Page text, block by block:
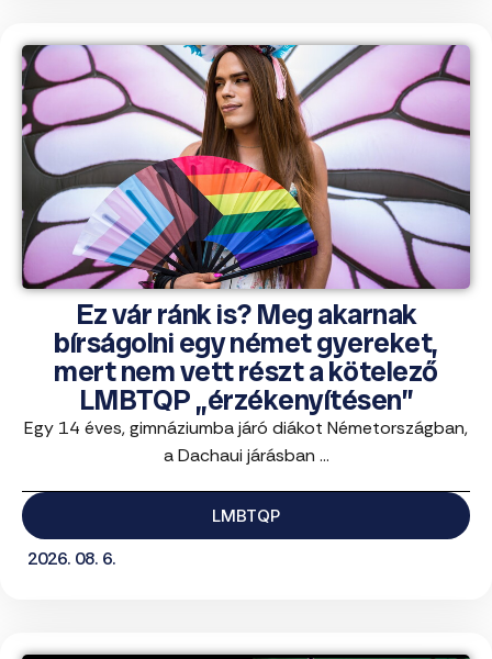
Ez vár ránk is? Meg akarnak
bírságolni egy német gyereket,
mert nem vett részt a kötelező
LMBTQP „érzékenyítésen”
Egy 14 éves, gimnáziumba járó diákot Németországban,
a Dachaui járásban ...
LMBTQP
2026. 08. 6.